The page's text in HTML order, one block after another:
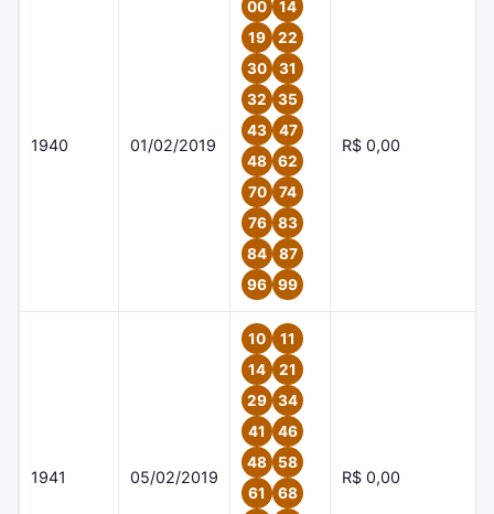
1940 01/02/2019
00
14
19
22
30
31
32
35
43
47
48
62
70
74
76
83
84
87
96
99
R$ 0,00
1941 05/02/2019
10
11
14
21
29
34
41
46
48
58
61
68
R$ 0,00